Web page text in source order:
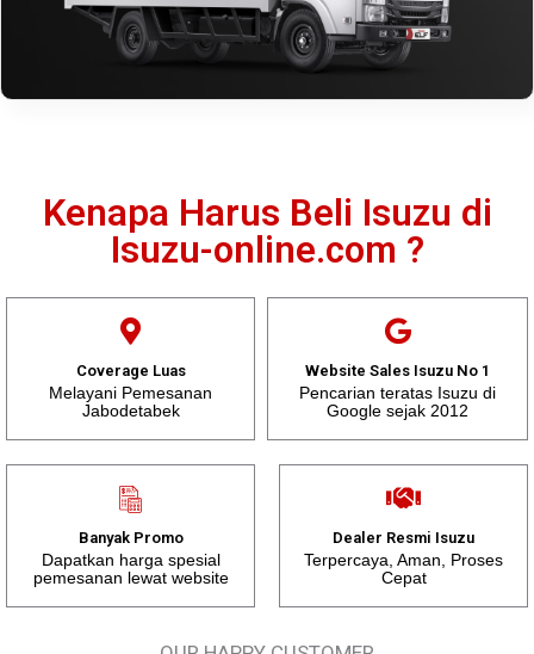
Kenapa Harus Beli Isuzu di
Isuzu-online.com ?
Coverage Luas
Melayani Pemesanan
Jabodetabek
Website Sales Isuzu No 1
Pencarian teratas Isuzu di
Google sejak 2012
Banyak Promo
Dapatkan harga spesial
pemesanan lewat website
Dealer Resmi Isuzu
Terpercaya, Aman, Proses
Cepat